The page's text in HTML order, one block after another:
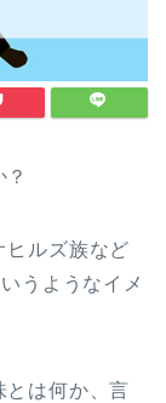
ヒルズ族など
うようなイメ
とは何か、言